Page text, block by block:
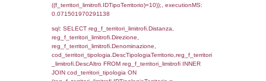
_limitrofi.DescAltro FROM
(reg_f_territori_limitrofi.IDTipologiaTerritorio =
cod_territori_tipologia.IDTipologiaTerritorio)
(reg_f_territori_limitrofi.IDTipoTerritorio =
cod_territori_tipologia.IDTerritorioTP)